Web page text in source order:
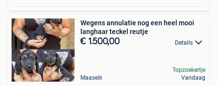
Wegens annulatie nog een heel mooi
langhaar teckel reutje
€ 1.500,00 Details
Maaseik
Topzoekertje
Vandaag